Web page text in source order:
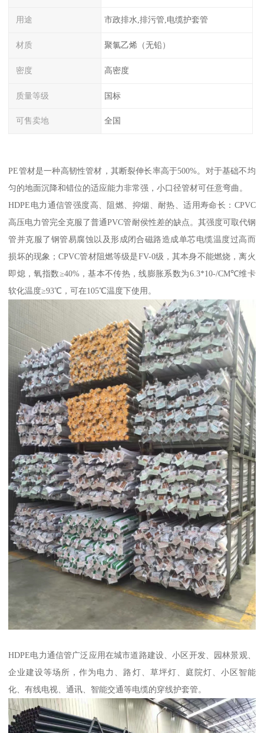
用途 市政排水,排污管,电缆护套管
材质 聚氯乙烯（无铅）
密度 高密度
质量等级 国标
可售卖地 全国
PE管材是一种高韧性管材，其断裂伸长率高于500%。对于基础不均
匀的地面沉降和错位的适应能力非常强，小口径管材可任意弯曲。
HDPE电力通信管强度高、阻燃、抑烟、耐热、适用寿命长：CPVC
高压电力管完全克服了普通PVC管耐侯性差的缺点。其强度可取代钢
管并克服了钢管易腐蚀以及形成闭合磁路造成单芯电缆温度过高而
损坏的现象；CPVC管材阻燃等级是FV-0级，其本身不能燃烧，离火
即熄，氧指数≥40%，基本不传热，线膨胀系数为6.3*10-/CM℃维卡
软化温度≥93℃，可在105℃温度下使用。
HDPE电力通信管广泛应用在城市道路建设、小区开发、园林景观、
企业建设等场所，作为电力、路灯、草坪灯、庭院灯、小区智能
化、有线电视、通讯、智能交通等电缆的穿线护套管。